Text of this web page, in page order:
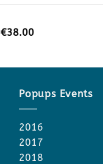
€38.00
Popups Events
2016
2017
2018